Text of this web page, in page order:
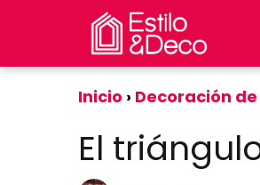
Inicio Decoración
El